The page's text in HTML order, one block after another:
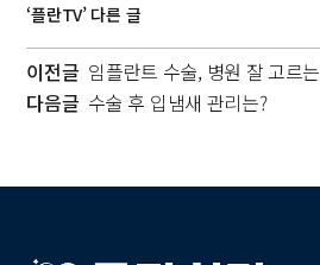
‘플란TV’ 다른 글
이전글 임플란트 수술, 병원 잘 고르
다음글 수술 후 입냄새 관리는?